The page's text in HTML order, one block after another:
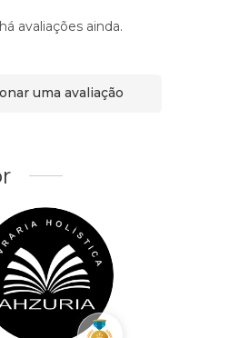
avaliações ainda.
uma avaliação